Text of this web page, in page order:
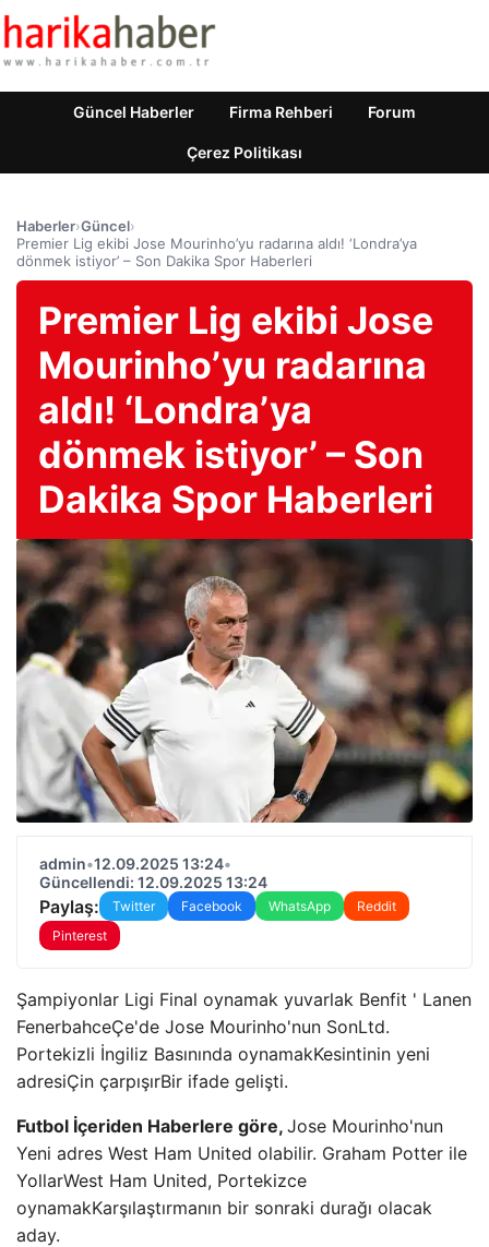
Güncel Haberler Firma Rehberi Forum
Çerez Politikası
Haberler›Güncel›
Premier Lig ekibi Jose Mourinho’yu radarına aldı! ‘Londra’ya
dönmek istiyor’ – Son Dakika Spor Haberleri
Premier Lig ekibi Jose
Mourinho’yu radarına
aldı! ‘Londra’ya
dönmek istiyor’ – Son
Dakika Spor Haberleri
admin•12.09.2025 13:24•
Güncellendi: 12.09.2025 13:24
Paylaş: Twitter Facebook WhatsApp
Reddit
Pinterest
Şampiyonlar Ligi Final oynamak yuvarlak Benfit ' Lanen
FenerbahceÇe'de Jose Mourinho'nun SonLtd.
Portekizli İngiliz Basınında oynamakKesintinin yeni
adresiÇin çarpışırBir ifade gelişti.
Futbol İçeriden Haberlere göre, Jose Mourinho'nun
Yeni adres West Ham United olabilir. Graham Potter ile
YollarWest Ham United, Portekizce
oynamakKarşılaştırmanın bir sonraki durağı olacak
aday.